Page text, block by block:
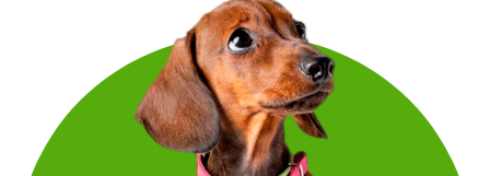
aporte nutricional de frutas,
verduras, legumbres y granos
nobles proporciona la dieta
ideal para carnívoros
facultativos. Biofresh Súper
Premium es altamente
palatable, diseñado para
perros adultos de raza
ingredientes de alta calidad
para garantizar el aporte de
cada nutriente. Además, con la
adición de prebióticos y
moduladores fecales estimula
las defensas naturales y
favorece la salud digestiva.